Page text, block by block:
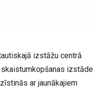
izstāžu centrā
izstāde
ar jaunākajiem